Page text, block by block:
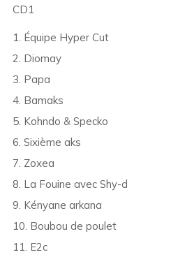
CD1
1. Équipe Hyper Cut
2. Diomay
3. Papa
4. Bamaks
5. Kohndo & Specko
6. Sixième aks
7. Zoxea
8. La Fouine avec Shy-d
9. Kényane arkana
10. Boubou de poulet
11. E2c